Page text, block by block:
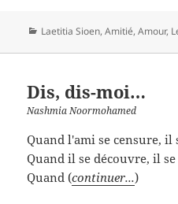
Catégories
Laetitia Sioen,Amitié,Amour,
Dis, dis-moi…
Nashmia Noormohamed
Quand l'ami se censure, il
Quand il se découvre, il
Quand (continuer...)